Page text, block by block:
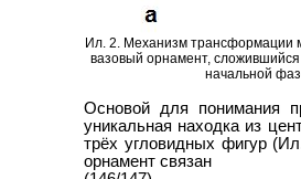
Ил. 2. Механизм трансформации
вазовый орнамент, сложившийся
начальной
Основой для понимания
уникальная находка из
трёх угловидных фигур
орнамент связан